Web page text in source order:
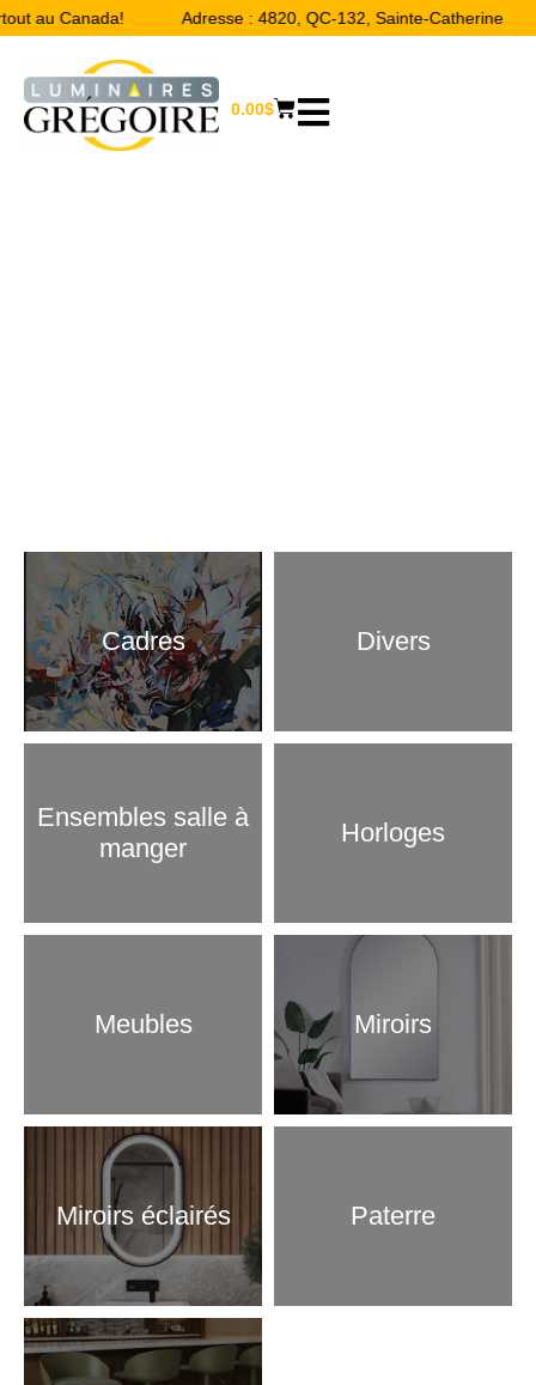
au Canada! Adresse : 4820, QC-132, Sainte-Catherine
0.00$
Cadres Divers
Ensembles salle à
manger
Horloges
Meubles Miroirs
Miroirs éclairés Paterre